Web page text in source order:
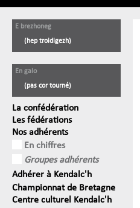
E brezhoneg
(hep troidigezh)
En galo
(pas cor tourné)
La confédération
Les fédérations
Nos adhérents
En chiffres
Groupes adhérents
Adhérer à Kendalc'h
Championnat de Bretagne
Centre culturel Kendalc'h